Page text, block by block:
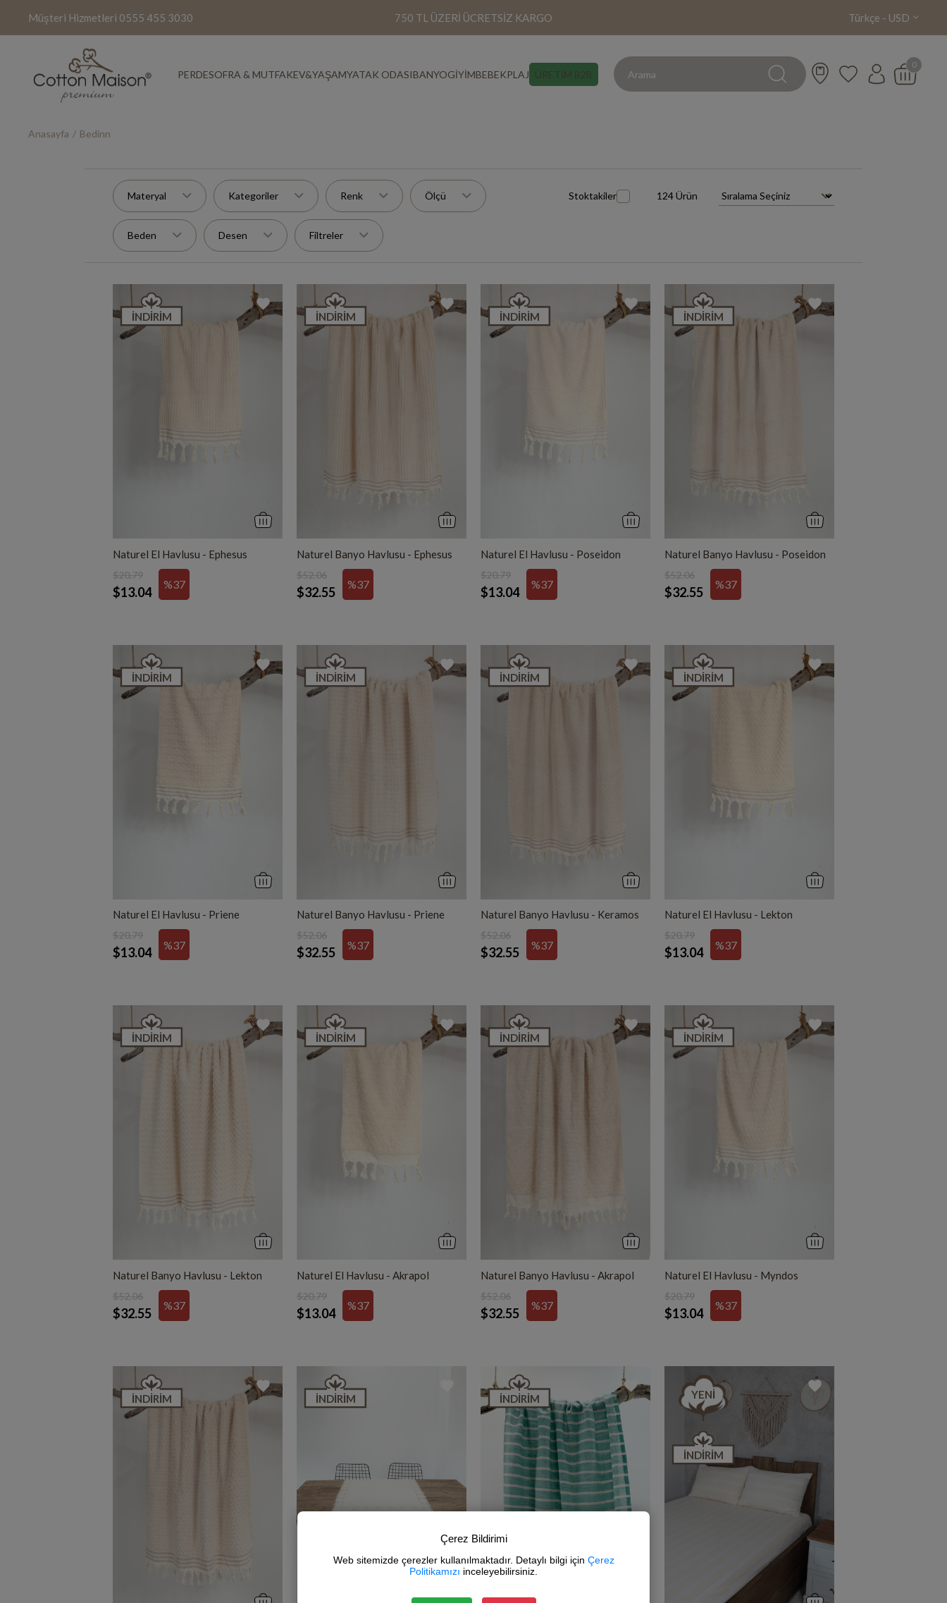
Müşteri Hizmetleri 0555 455 3030 750 TL ÜZERİ ÜCRETSİZ KARGO Türkçe - USD
PERDESOFRA & MUTFAKEV&YAŞAMYATAK ODASIBANYOGİYİMBEBEKPLAJ ÜRETİM B2B
0
Anasayfa Bedinn
Materyal Kategoriler Renk Ölçü
Beden Desen Filtreler
Stoktakiler 124 Ürün
Naturel El Havlusu - Ephesus
$13.04
$20.79
%37
İNDIRIM
Naturel Banyo Havlusu - Ephesus
$32.55
$52.06
%37
İNDIRIM
Naturel El Havlusu - Poseidon
$13.04
$20.79
%37
İNDIRIM
Naturel Banyo Havlusu - Poseidon
$32.55
$52.06
%37
İNDIRIM
Naturel El Havlusu - Priene
$13.04
$20.79
%37
İNDIRIM
Naturel Banyo Havlusu - Priene
$32.55
$52.06
%37
İNDIRIM
Naturel Banyo Havlusu - Keramos
$32.55
$52.06
%37
İNDIRIM
Naturel El Havlusu - Lekton
$13.04
$20.79
%37
İNDIRIM
Naturel Banyo Havlusu - Lekton
$32.55
$52.06
%37
İNDIRIM
Naturel El Havlusu - Akrapol
$13.04
$20.79
%37
İNDIRIM
Naturel Banyo Havlusu - Akrapol
$32.55
$52.06
%37
İNDIRIM
Naturel El Havlusu - Myndos
$13.04
$20.79
%37
İNDIRIM
İNDIRIM İNDIRIM İNDIRIM YENI
İNDIRIM
Çerez Bildirimi
Web sitemizde çerezler kullanılmaktadır. Detaylı bilgi için Çerez
Politikamızı inceleyebilirsiniz.